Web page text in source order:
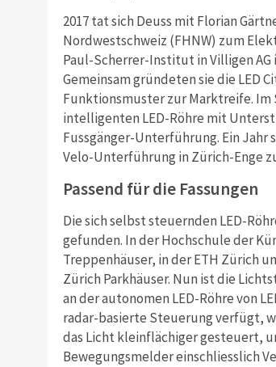
2017 tat sich Deuss mit Florian
Nordwestschweiz (FHNW) zum
Paul-Scherrer-Institut in Villigen
Gemeinsam gründeten sie die LED
Funktionsmuster zur Marktreife. Im
intelligenten LED-Röhre mit
Fussgänger-Unterführung. Ein Jahr
Velo-Unterführung in Zürich-Enge
Passend für die Fassungen
Die sich selbst steuernden LED-
gefunden. In der Hochschule der
Treppenhäuser, in der ETH Zürich
Zürich Parkhäuser. Nun ist die
an der autonomen LED-Röhre von
radar-basierte Steuerung verfügt,
das Licht kleinflächiger gesteuert,
Bewegungsmelder einschliesslich